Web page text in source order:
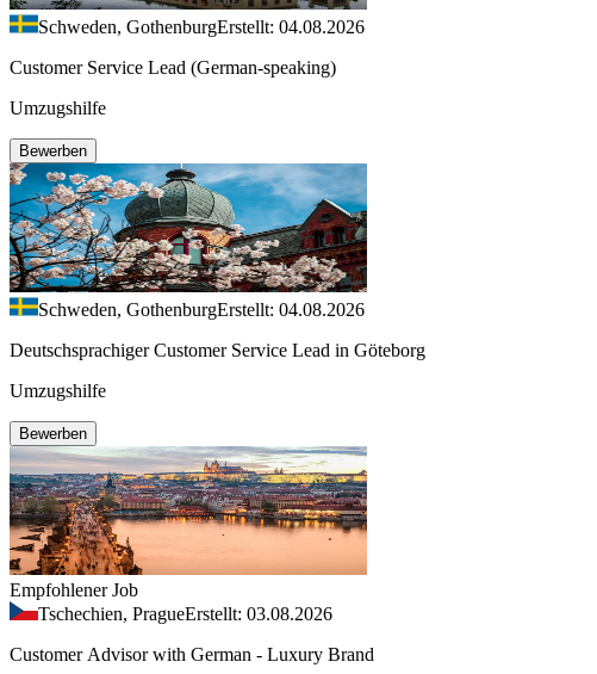
Schweden, GothenburgErstellt: 04.08.2026
Customer Service Lead (German-speaking)
Umzugshilfe
Bewerben
Schweden, GothenburgErstellt: 04.08.2026
Deutschsprachiger Customer Service Lead in Göteborg
Umzugshilfe
Bewerben
Empfohlener Job
Tschechien, PragueErstellt: 03.08.2026
Customer Advisor with German - Luxury Brand